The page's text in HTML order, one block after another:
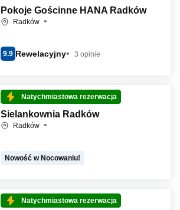
Pokoje Gościnne HANA Radków
Radków
9.9 Rewelacyjny 3 opinie
Natychmiastowa rezerwacja
Sielankownia Radków
Radków
Nowość w Nocowaniu!
Natychmiastowa rezerwacja